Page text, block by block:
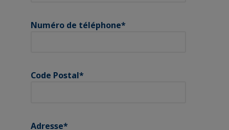
Numéro de téléphone*
Code Postal*
Adresse*